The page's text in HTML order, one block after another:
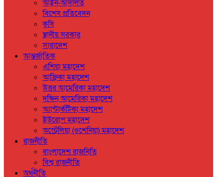
আইন-আদালত
বিশেষ প্রতিবেদন
কৃষি
স্থানীয় সরকার
সারাদেশ
আন্তর্জাতিক
এশিয়া মহাদেশ
আফ্রিকা মহাদেশ
উত্তর আমেরিকা মহাদেশ
দক্ষিন আমেরিকা মহাদেশ
অ্যান্টার্কটিকা মহাদেশ
ইউরোপ মহাদেশ
অস্ট্রেলিয়া (ওশেনিয়া) মহাদেশ
রাজনীতি
বাংলাদেশ রাজনিতি
বিশ্ব রাজনীতি
অর্থনীতি